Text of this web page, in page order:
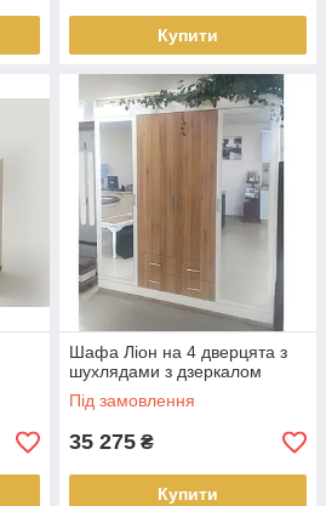
Купити
Шафа Ліон на 4 дверцята з
шухлядами з дзеркалом
Під замовлення
35 275 ₴
Купити